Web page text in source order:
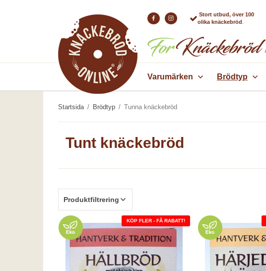
Stort utbud, över 100
olika knäckebröd
Varumärken Brödtyp
Startsida / Brödtyp / Tunna knäckebröd
Tunt knäckebröd
Produktfiltrering
KÖP FLER - FÅ RABATT!